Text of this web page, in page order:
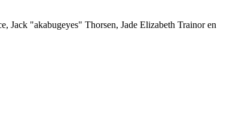
"akabugeyes" Thorsen, Jade Elizabeth Trainor en